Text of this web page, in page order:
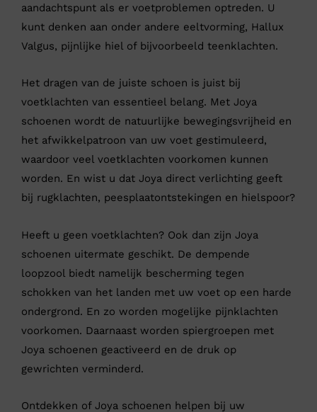
aandachtspunt als er voetproblemen optreden. U
kunt denken aan onder andere eeltvorming, Hallux
Valgus, pijnlijke hiel of bijvoorbeeld teenklachten.
Het dragen van de juiste schoen is juist bij
voetklachten van essentieel belang. Met Joya
schoenen wordt de natuurlijke bewegingsvrijheid en
het afwikkelpatroon van uw voet gestimuleerd,
waardoor veel voetklachten voorkomen kunnen
worden. En wist u dat Joya direct verlichting geeft
bij rugklachten, peesplaatontstekingen en hielspoor?
Heeft u geen voetklachten? Ook dan zijn Joya
schoenen uitermate geschikt. De dempende
loopzool biedt namelijk bescherming tegen
schokken van het landen met uw voet op een harde
ondergrond. En zo worden mogelijke pijnklachten
voorkomen. Daarnaast worden spiergroepen met
Joya schoenen geactiveerd en de druk op
gewrichten verminderd.
Ontdekken of Joya schoenen helpen bij uw